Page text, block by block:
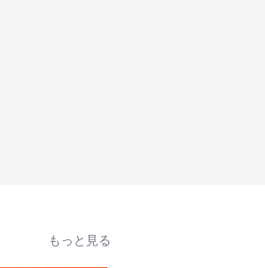
もっと見る